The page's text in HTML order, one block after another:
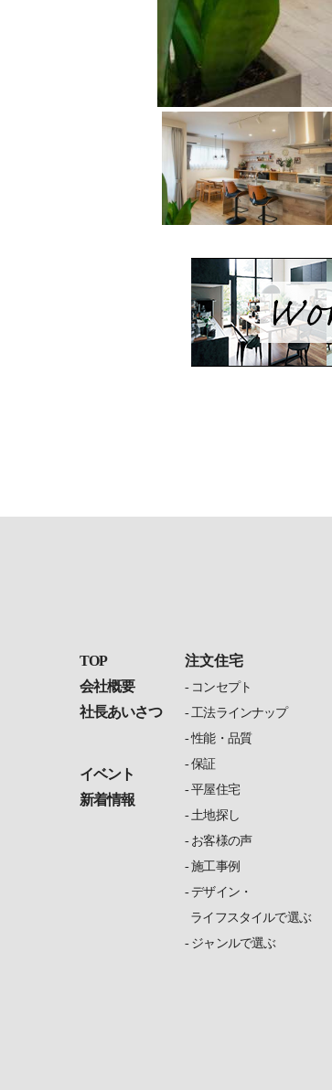
TOP
会社概要
社長あいさつ
イベント
新着情報
注文住宅
コンセプト
工法ラインナップ
性能・品質
保証
平屋住宅
土地探し
お客様の声
施工事例
デザイン・
ライフスタイルで選ぶ
ジャンルで選ぶ